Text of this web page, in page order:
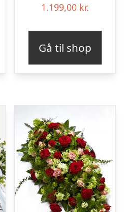
1.199,00 kr.
Gå til shop